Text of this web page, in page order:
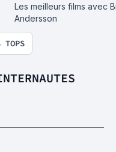
Les meilleurs films avec
Andersson
TOPS